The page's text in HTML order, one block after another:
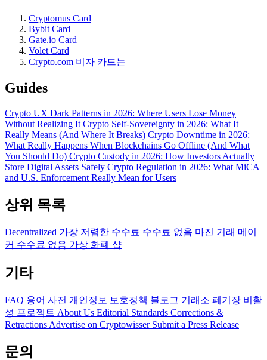
Cryptomus Card
Bybit Card
Gate.io Card
Volet Card
Crypto.com 비자 카드는
Guides
Crypto UX Dark Patterns in 2026: Where Users Lose Money
Without Realizing It Crypto Self-Sovereignty in 2026: What It
Really Means (And Where It Breaks) Crypto Downtime in 2026:
What Really Happens When Blockchains Go Offline (And What
You Should Do) Crypto Custody in 2026: How Investors Actually
Store Digital Assets Safely Crypto Regulation in 2026: What MiCA
and U.S. Enforcement Really Mean for Users
상위 목록
Decentralized 가장 저렴한 수수료 수수료 없음 마진 거래 메이
커 수수료 없음 가상 화폐 샵
기타
FAQ 용어 사전 개인정보 보호정책 블로그 거래소 폐기장 비활
성 프로젝트 About Us Editorial Standards Corrections &
Retractions Advertise on Cryptowisser Submit a Press Release
문의